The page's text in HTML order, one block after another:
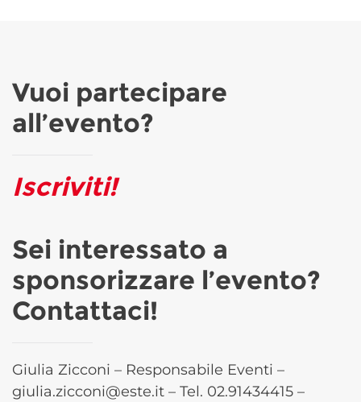
Vuoi partecipare
all’evento?
Iscriviti!
Sei interessato a
sponsorizzare l’evento?
Contattaci!
Giulia Zicconi – Responsabile Eventi –
giulia.zicconi@este.it – Tel. 02.91434415 –